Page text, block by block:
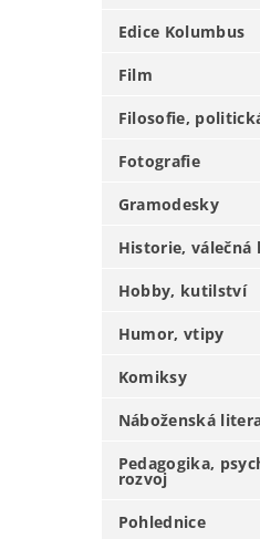
Edice Kolumbus
Film
Filosofie,
Fotografie
Gramodesky
Historie, válečná
Hobby, kutilství
Humor, vtipy
Komiksy
Náboženská
Pedagogika,
rozvoj
Pohlednice